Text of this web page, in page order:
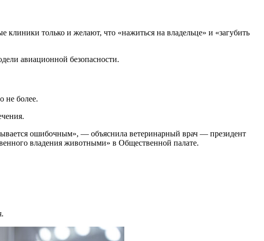
только и желают, что «нажиться на владельце» и «загубить
авиационной безопасности.
не более.
ошибочным», — объяснила ветеринарный врач — президент
владения животными» в Общественной палате.